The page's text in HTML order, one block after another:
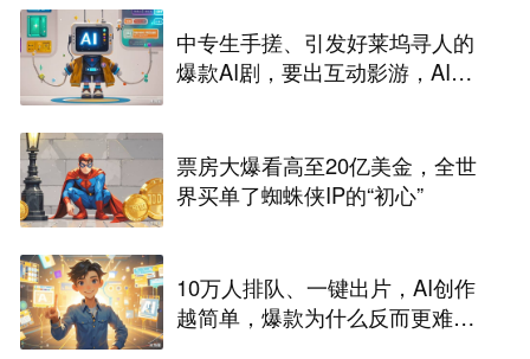
中专生手搓、引发好莱坞寻人的
爆款AI剧，要出互动影游，AI剧
票房大爆看高至20亿美金，全世
界买单了蜘蛛侠IP的“初心”
10万人排队、一键出片，AI创作
越简单，爆款为什么反而更难做